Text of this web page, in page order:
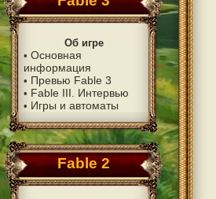
Об игре
• Основная
информация
• Превью Fable 3
• Fable III. Интервью
• Игры и автоматы
Fable 2